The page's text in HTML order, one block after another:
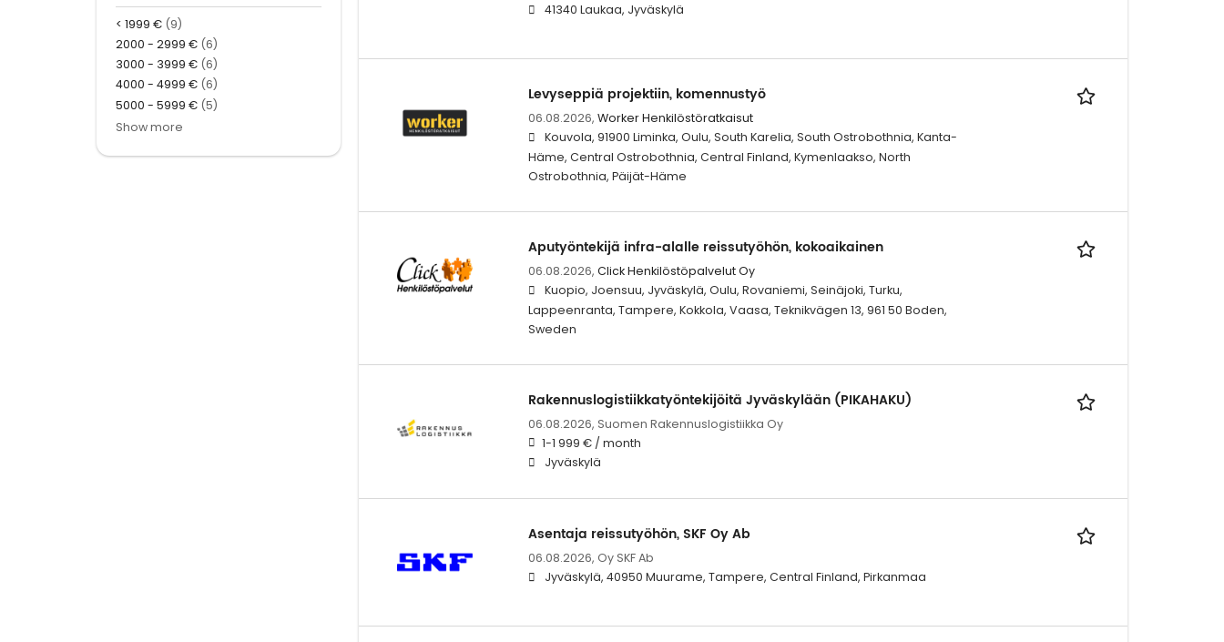
41340 Laukaa, Jyväskylä
Levyseppiä projektiin, komennustyö
06.08.2026, Worker Henkilöstöratkaisut
Kouvola, 91900 Liminka, Oulu, South Karelia, South Ostrobothnia, Kanta-
Häme, Central Ostrobothnia, Central Finland, Kymenlaakso, North
Ostrobothnia, Päijät-Häme
Aputyöntekijä infra-alalle reissutyöhön, kokoaikainen
06.08.2026, Click Henkilöstöpalvelut Oy
Kuopio, Joensuu, Jyväskylä, Oulu, Rovaniemi, Seinäjoki, Turku,
Lappeenranta, Tampere, Kokkola, Vaasa, Teknikvägen 13, 961 50 Boden,
Sweden
Rakennuslogistiikkatyöntekijöitä Jyväskylään (PIKAHAKU)
06.08.2026, Suomen Rakennuslogistiikka Oy
1-1 999 € / month
Jyväskylä
Asentaja reissutyöhön, SKF Oy Ab
06.08.2026, Oy SKF Ab
Jyväskylä, 40950 Muurame, Tampere, Central Finland, Pirkanmaa
< 1999 € (9)
2000 - 2999 € (6)
3000 - 3999 € (6)
4000 - 4999 € (6)
5000 - 5999 € (5)
Show more